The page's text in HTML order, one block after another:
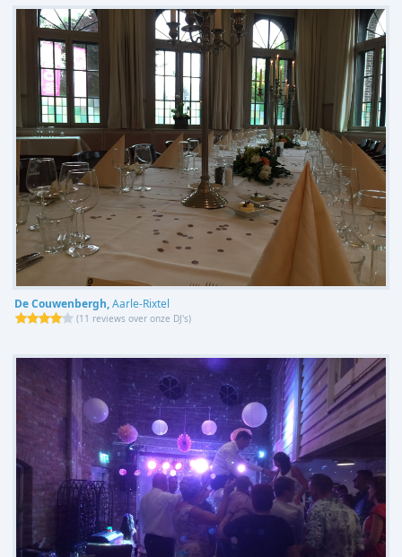
De Couwenbergh,Aarle-Rixtel
(11 reviews over onze DJ's)